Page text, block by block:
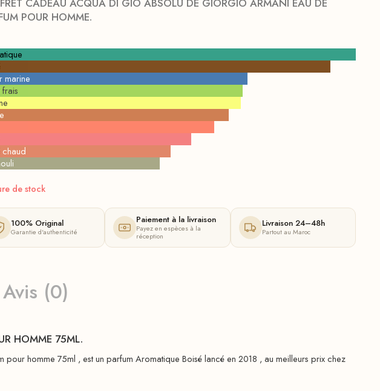
CADEAU ACQUA DI GIO ABSOLU DE GIORGIO ARMANI EAU DE
POUR HOMME.
marine
de stock
100% Original
Garantie d'authenticité
Paiement à la livraison
Payez en espèces à la
réception
Livraison 24–48h
Partout au Maroc
Avis (0)
HOMME 75ML.
homme 75ml , est un parfum Aromatique Boisé lancé en 2018 , au meilleurs prix chez